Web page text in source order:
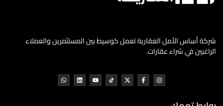
شركة أساس الأمل العقارية تعمل كوسيط بين المستثمرين والعملاء
الراغبين في شراء عقارات.